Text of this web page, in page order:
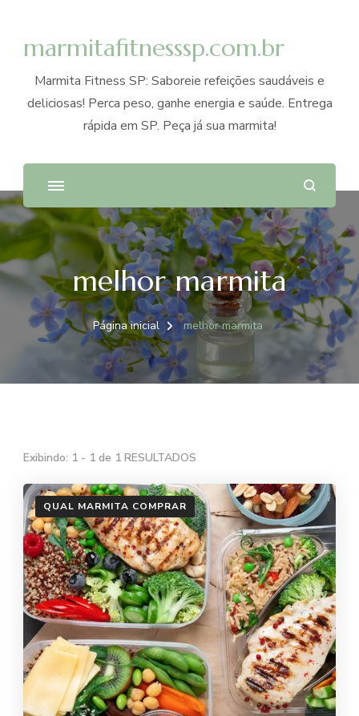
marmitafitnesssp.com.br
Marmita Fitness SP: Saboreie refeições saudáveis e
deliciosas! Perca peso, ganhe energia e saúde. Entrega
rápida em SP. Peça já sua marmita!
melhor marmita
Página inicial melhor marmita
Exibindo: 1 - 1 de 1 RESULTADOS
QUAL MARMITA COMPRAR